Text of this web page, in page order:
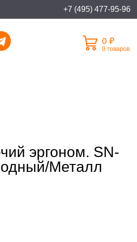
+7 (495) 477-95-96
0 ₽
0 товаров
эргоном. SN-
Металл